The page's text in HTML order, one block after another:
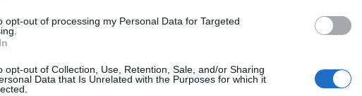
opt-out of processing my Personal Data for Targeted
opt-out of Collection, Use, Retention, Sale, and/or Sharing
Data that Is Unrelated with the Purposes for which it
me 5%”.
edhe Rishikimi i Pasqyrave Financiare. Për herë të parë,
e së kaluarës pa u penalizuar. Aplikuesit paguajnë
kamatëvonesë nuk aplikohet; Vitet përkatëse nuk do të